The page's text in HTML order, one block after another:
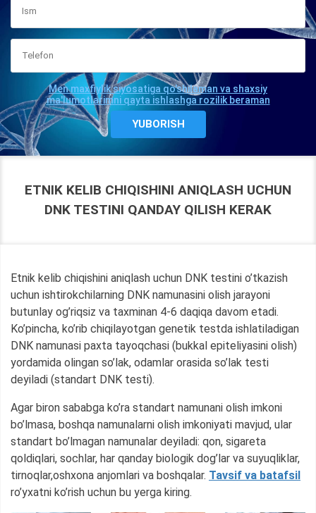
Men maxfiylik siyosatiga qo'shilaman va shaxsiy
ma'lumotlarimni qayta ishlashga rozilik beraman
ETNIK KELIB CHIQISHINI ANIQLASH UCHUN
DNK TESTINI QANDAY QILISH KERAK
Etnik kelib chiqishini aniqlash uchun DNK testini o’tkazish
uchun ishtirokchilarning DNK namunasini olish jarayoni
butunlay og’riqsiz va taxminan 4-6 daqiqa davom etadi.
Ko’pincha, ko’rib chiqilayotgan genetik testda ishlatiladigan
DNK namunasi paxta tayoqchasi (bukkal epiteliyasini olish)
yordamida olingan so’lak, odamlar orasida so’lak testi
deyiladi (standart DNK testi).
Agar biron sababga ko’ra standart namunani olish imkoni
bo’lmasa, boshqa namunalarni olish imkoniyati mavjud, ular
standart bo’lmagan namunalar deyiladi: qon, sigareta
qoldiqlari, sochlar, har qanday biologik dog’lar va suyuqliklar,
tirnoqlar,oshxona anjomlari va boshqalar. Tavsif va batafsil
ro’yxatni ko’rish uchun bu yerga kiring.